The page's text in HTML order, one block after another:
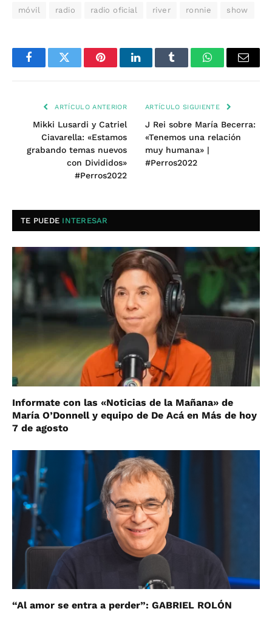
móvil radio radio oficial river ronnie show
FacebookTwitter PinterestLinkedInTumblr WhatsAppEmail
ARTÍCULO ANTERIOR
Mikki Lusardi y Catriel
Ciavarella: «Estamos
grabando temas nuevos
con Divididos»
#Perros2022
ARTÍCULO SIGUIENTE
J Rei sobre María Becerra:
«Tenemos una relación
muy humana» |
#Perros2022
TE PUEDE INTERESAR
Informate con las «Noticias de la Mañana» de
María O’Donnell y equipo de De Acá en Más de hoy
7 de agosto
“Al amor se entra a perder”: GABRIEL ROLÓN